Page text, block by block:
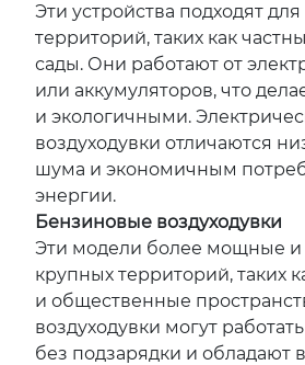
Эти устройства подходят
территорий, таких как
сады. Они работают от
или аккумуляторов, что
и экологичными.
воздуходувки отличаются
шума и экономичным
энергии.
Бензиновые воздуходувки
Эти модели более мощные и
крупных территорий, таких
и общественные
воздуходувки могут
без подзарядки и обладают